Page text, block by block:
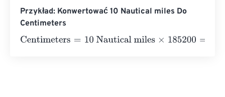
Przykład: Konwertować 10 Nautical miles Do
Centimeters
Centimeters= 10 Nautical miles×185200 =1852000